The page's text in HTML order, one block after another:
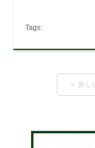
Tags:
≪ 新し